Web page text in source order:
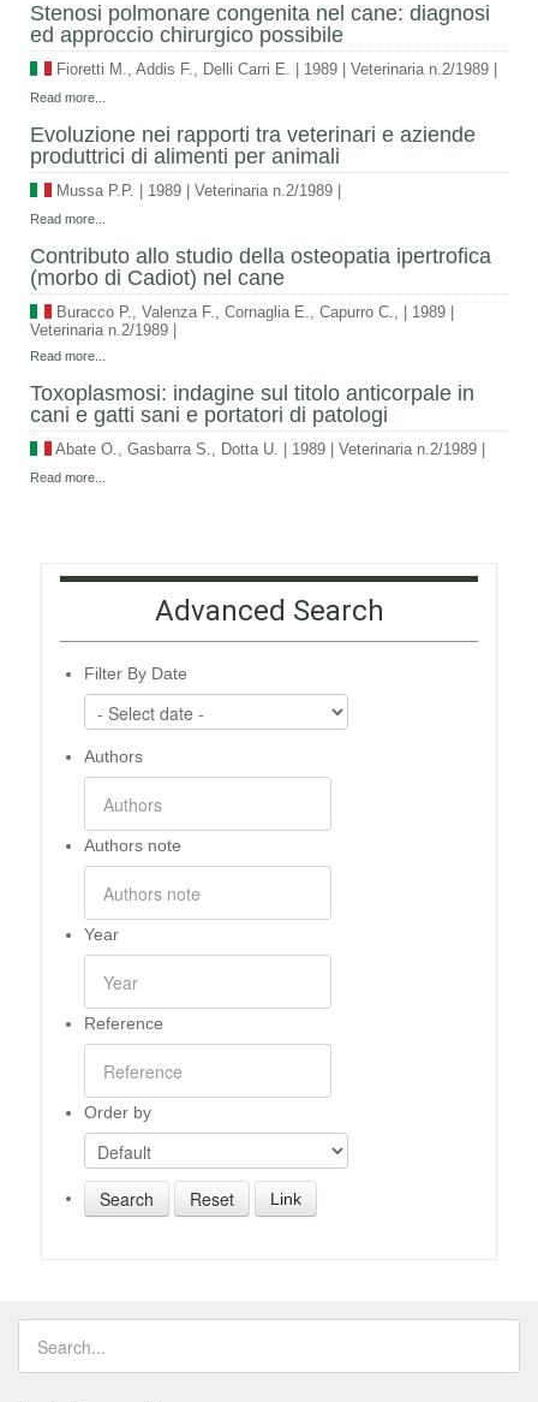
Stenosi polmonare congenita nel cane: diagnosi
ed approccio chirurgico possibile
Fioretti M., Addis F., Delli Carri E. 1989 Veterinaria n.2/1989
Read more...
Evoluzione nei rapporti tra veterinari e aziende
produttrici di alimenti per animali
Mussa P.P. 1989 Veterinaria n.2/1989
Read more...
Contributo allo studio della osteopatia ipertrofica
(morbo di Cadiot) nel cane
Buracco P., Valenza F., Cornaglia E., Capurro C., 1989
Veterinaria n.2/1989
Read more...
Toxoplasmosi: indagine sul titolo anticorpale in
cani e gatti sani e portatori di patologi
Abate O., Gasbarra S., Dotta U. 1989 Veterinaria n.2/1989
Read more...
Advanced Search
Filter By Date
Authors
Authors note
Year
Reference
Order by
Link